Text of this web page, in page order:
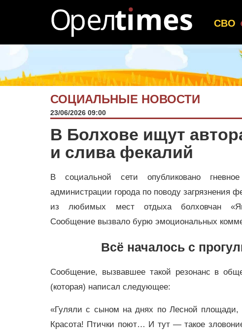
СВО
СОЦИАЛЬНЫЕ НОВОСТИ
23/06/2026 09:00
В Болхове ищут
и слива фекалий
В социальной сети опубликовано
администрации города по поводу загрязнения
из любимых мест отдыха болховчан
Сообщение вызвало бурю эмоциональных
Всё началось с
Сообщение, вызвавшее такой резонанс в
(которая) написал следующее:
«Гуляли с сыном на днях по Лесной площади,
Красота! Птички поют… И тут — такое